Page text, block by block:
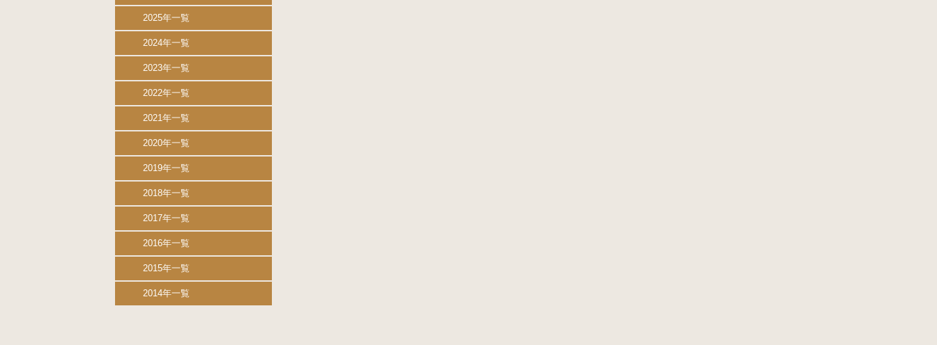
2025年一覧
2024年一覧
2023年一覧
2022年一覧
2021年一覧
2020年一覧
2019年一覧
2018年一覧
2017年一覧
2016年一覧
2015年一覧
2014年一覧